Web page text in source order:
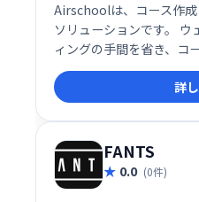
Airschoolは、コース作
ソリューションです。
ィングの手間を省き、コ
ます。 洗練された公開
的にコースを提供可能で
にコース公開を始められ
詳
FANTS
0.0 (0件)